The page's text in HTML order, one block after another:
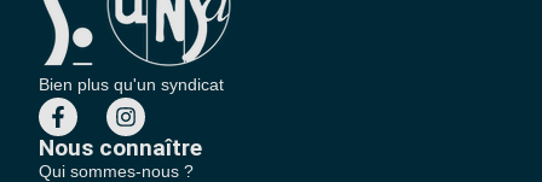
Bien plus qu'un syndicat
Nous connaître
Qui sommes-nous ?